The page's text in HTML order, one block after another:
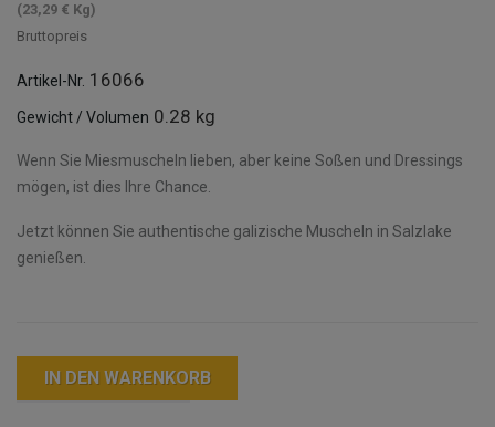
(23,29 € Kg)
Bruttopreis
Artikel-Nr. 16066
Gewicht / Volumen 0.28 kg
Wenn Sie Miesmuscheln lieben, aber keine Soßen und Dressings
mögen, ist dies Ihre Chance.
Jetzt können Sie authentische galizische Muscheln in Salzlake
genießen.
IN DEN WARENKORB